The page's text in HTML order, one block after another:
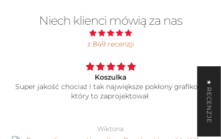
Niech klienci mówią za nas
z 849 recenzji
Koszulka
Super jakość chociaż i tak największe pokłony grafikowi
który to zaprojektował.
Wiktoria
★ RECENZJE